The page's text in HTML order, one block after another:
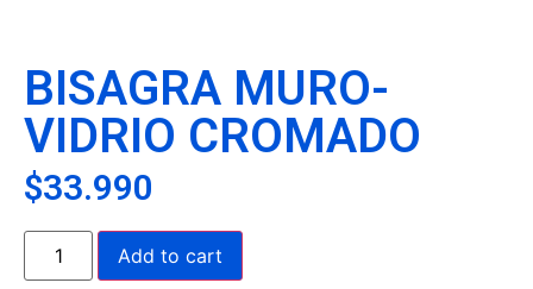
BISAGRA MURO-
VIDRIO CROMADO
$33.990
Add to cart